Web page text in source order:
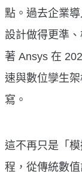
點。過去企業
設計做得更準
著 Ansys 在
速與數位孿生
寫。
這不再只是「
程，從傳統數